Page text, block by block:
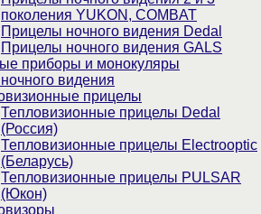
поколения YUKON, COMBAT
Прицелы ночного видения Dedal
Прицелы ночного видения GALS
приборы и монокуляры
видения
прицелы
Тепловизионные прицелы Dedal
(Россия)
Тепловизионные прицелы Electrooptic
(Беларусь)
Тепловизионные прицелы PULSAR
(Юкон)